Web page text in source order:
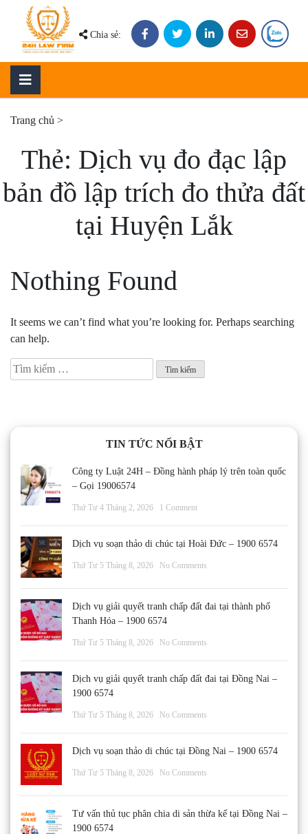
content
Chia sẻ:
Trang chủ >
Thẻ: Dịch vụ đo đạc lập
bản đồ lập trích đo thửa đất
tại Huyện Lắk
Nothing Found
It seems we can’t find what you’re looking for. Perhaps searching
can help.
Tìm
kiếm
TIN TỨC NỔI BẬT
Công ty Luật 24H – Đồng hành pháp lý trên toàn quốc
– Gọi 19006574
Thứ Tư 4 Tháng 2, 2026 1 Comment
Dịch vụ soạn thảo di chúc tại Hoài Đức – 1900 6574
Thứ Tư 5 Tháng 8, 2026 No Comments
Dịch vụ giải quyết tranh chấp đất đai tại thành phố
Thanh Hóa – 1900 6574
Thứ Tư 5 Tháng 8, 2026 No Comments
Dịch vụ giải quyết tranh chấp đất đai tại Đồng Nai –
1900 6574
Thứ Tư 5 Tháng 8, 2026 No Comments
Dịch vụ soạn thảo di chúc tại Đồng Nai – 1900 6574
Thứ Tư 5 Tháng 8, 2026 No Comments
Tư vấn thủ tục phân chia di sản thừa kế tại Đồng Nai –
1900 6574